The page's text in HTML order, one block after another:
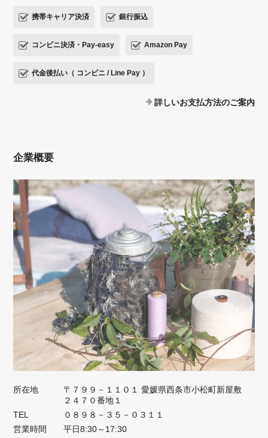
携帯キャリア決済 銀行振込
コンビニ決済・Pay-easy Amazon Pay
代金後払い（ コンビニ / Line Pay ）
詳しいお支払方法のご案内
企業概要
所在地
〒７９９－１１０１ 愛媛県西条市小松町新屋敷
２４７０番地１
TEL
０８９８－３５－０３１１
営業時間
平日8:30～17:30